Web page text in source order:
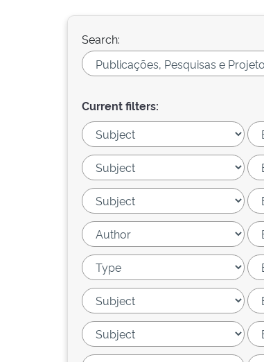
Search:
Current filters: